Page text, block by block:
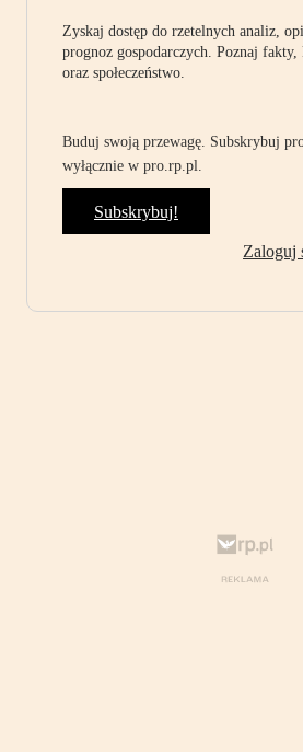
Zyskaj dostęp do rzetelnych analiz,
prognoz gospodarczych. Poznaj fakty,
oraz społeczeństwo.
Buduj swoją przewagę. Subskrybuj
wyłącznie w pro.rp.pl.
Subskrybuj!
Zaloguj